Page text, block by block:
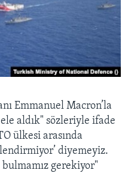
Emmanuel Macron’la
aldık" sözleriyle ifade
ülkesi arasında
diyemeyiz.
gerekiyor"